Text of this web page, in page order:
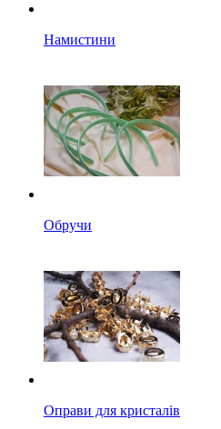
Намистини
Обручи
Оправи для кристалів